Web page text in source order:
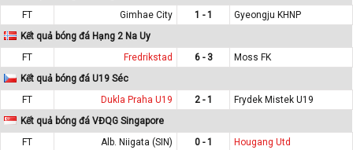
FT
Gimhae City 1 - 1
Gyeongju KHNP
Kết quả bóng đá Hạng 2 Na Uy
FT
Fredrikstad 6 - 3
Moss FK
Kết quả bóng đá U19 Séc
FT
Dukla Praha U19 2 - 1
Frydek Mistek U19
Kết quả bóng đá VĐQG Singapore
FT
Alb. Niigata (SIN) 0 - 1
Hougang Utd